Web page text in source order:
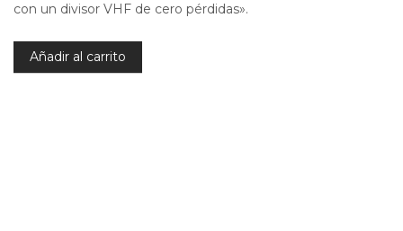
con un divisor VHF de cero pérdidas».
Añadir al carrito